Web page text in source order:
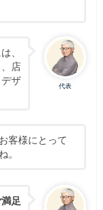
代表
、
店
ザ
客様にとって
。
足